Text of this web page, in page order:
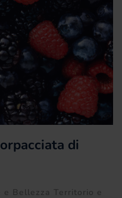
di
Bellezza Territorio e